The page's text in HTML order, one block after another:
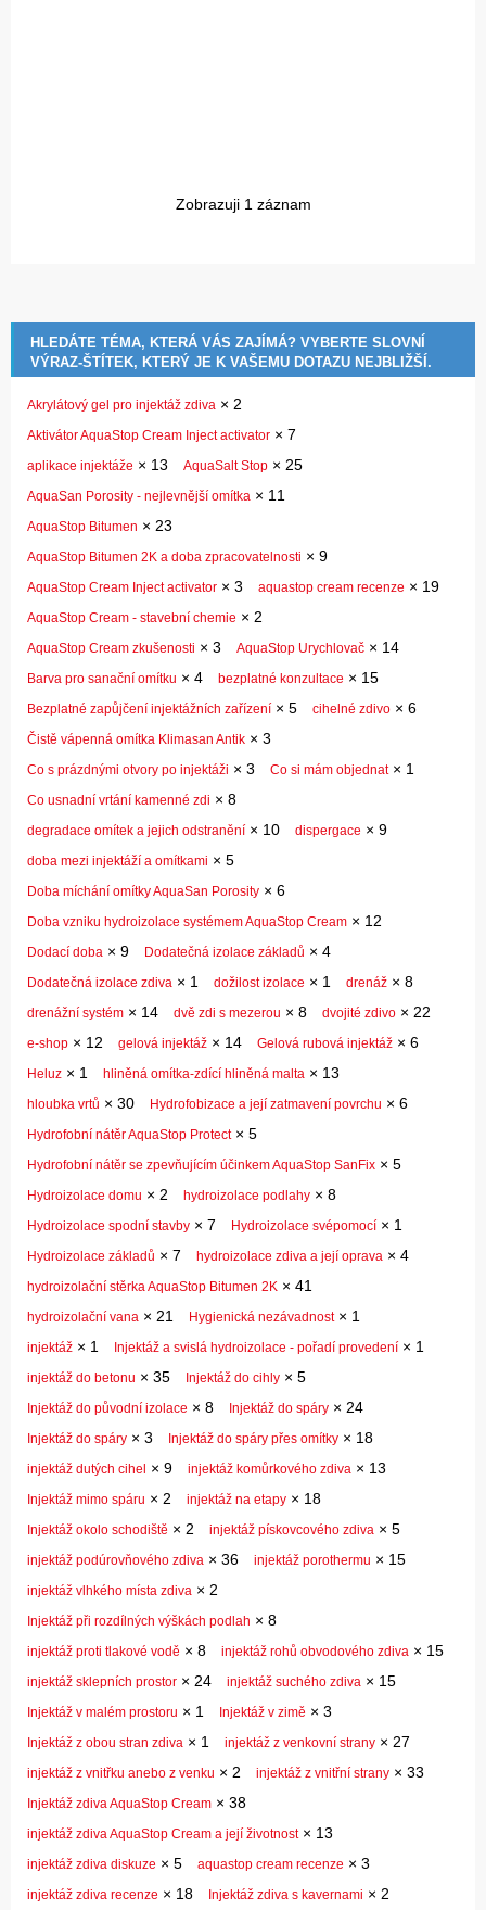
Zobrazuji 1 záznam
HLEDÁTE TÉMA, KTERÁ VÁS ZAJÍMÁ? VYBERTE SLOVNÍ
VÝRAZ-ŠTÍTEK, KTERÝ JE K VAŠEMU DOTAZU NEJBLIŽŠÍ.
Akrylátový gel pro injektáž zdiva × 2
Aktivátor AquaStop Cream Inject activator × 7
aplikace injektáže × 13 AquaSalt Stop × 25
AquaSan Porosity - nejlevnější omítka × 11
AquaStop Bitumen × 23
AquaStop Bitumen 2K a doba zpracovatelnosti × 9
AquaStop Cream Inject activator × 3 aquastop cream recenze × 19
AquaStop Cream - stavební chemie × 2
AquaStop Cream zkušenosti × 3 AquaStop Urychlovač × 14
Barva pro sanační omítku × 4 bezplatné konzultace × 15
Bezplatné zapůjčení injektážních zařízení × 5 cihelné zdivo × 6
Čistě vápenná omítka Klimasan Antik × 3
Co s prázdnými otvory po injektáži × 3 Co si mám objednat× 1
Co usnadní vrtání kamenné zdi × 8
degradace omítek a jejich odstranění × 10 dispergace × 9
doba mezi injektáží a omítkami × 5
Doba míchání omítky AquaSan Porosity × 6
Doba vzniku hydroizolace systémem AquaStop Cream × 12
Dodací doba × 9 Dodatečná izolace základů × 4
Dodatečná izolace zdiva × 1 dožilost izolace × 1 drenáž × 8
drenážní systém × 14 dvě zdi s mezerou × 8 dvojité zdivo × 22
e-shop × 12 gelová injektáž × 14 Gelová rubová injektáž × 6
Heluz × 1 hliněná omítka-zdící hliněná malta × 13
hloubka vrtů × 30 Hydrofobizace a její zatmavení povrchu × 6
Hydrofobní nátěr AquaStop Protect× 5
Hydrofobní nátěr se zpevňujícím účinkem AquaStop SanFix × 5
Hydroizolace domu × 2 hydroizolace podlahy × 8
Hydroizolace spodní stavby × 7 Hydroizolace svépomocí × 1
Hydroizolace základů × 7 hydroizolace zdiva a její oprava × 4
hydroizolační stěrka AquaStop Bitumen 2K × 41
hydroizolační vana × 21 Hygienická nezávadnost× 1
injektáž × 1 Injektáž a svislá hydroizolace - pořadí provedení × 1
injektáž do betonu × 35 Injektáž do cihly × 5
Injektáž do původní izolace × 8 Injektáž do spáry × 24
Injektáž do spáry × 3 Injektáž do spáry přes omítky × 18
injektáž dutých cihel × 9 injektáž komůrkového zdiva × 13
Injektáž mimo spáru × 2 injektáž na etapy × 18
Injektáž okolo schodiště × 2 injektáž pískovcového zdiva × 5
injektáž podúrovňového zdiva × 36 injektáž porothermu × 15
injektáž vlhkého místa zdiva × 2
Injektáž při rozdílných výškách podlah × 8
injektáž proti tlakové vodě × 8 injektáž rohů obvodového zdiva × 15
injektáž sklepních prostor × 24 injektáž suchého zdiva × 15
Injektáž v malém prostoru × 1 Injektáž v zimě × 3
Injektáž z obou stran zdiva × 1 injektáž z venkovní strany × 27
injektáž z vnitřku anebo z venku × 2 injektáž z vnitřní strany × 33
Injektáž zdiva AquaStop Cream × 38
injektáž zdiva AquaStop Cream a její životnost× 13
injektáž zdiva diskuze × 5 aquastop cream recenze × 3
injektáž zdiva recenze × 18 Injektáž zdiva s kavernami × 2